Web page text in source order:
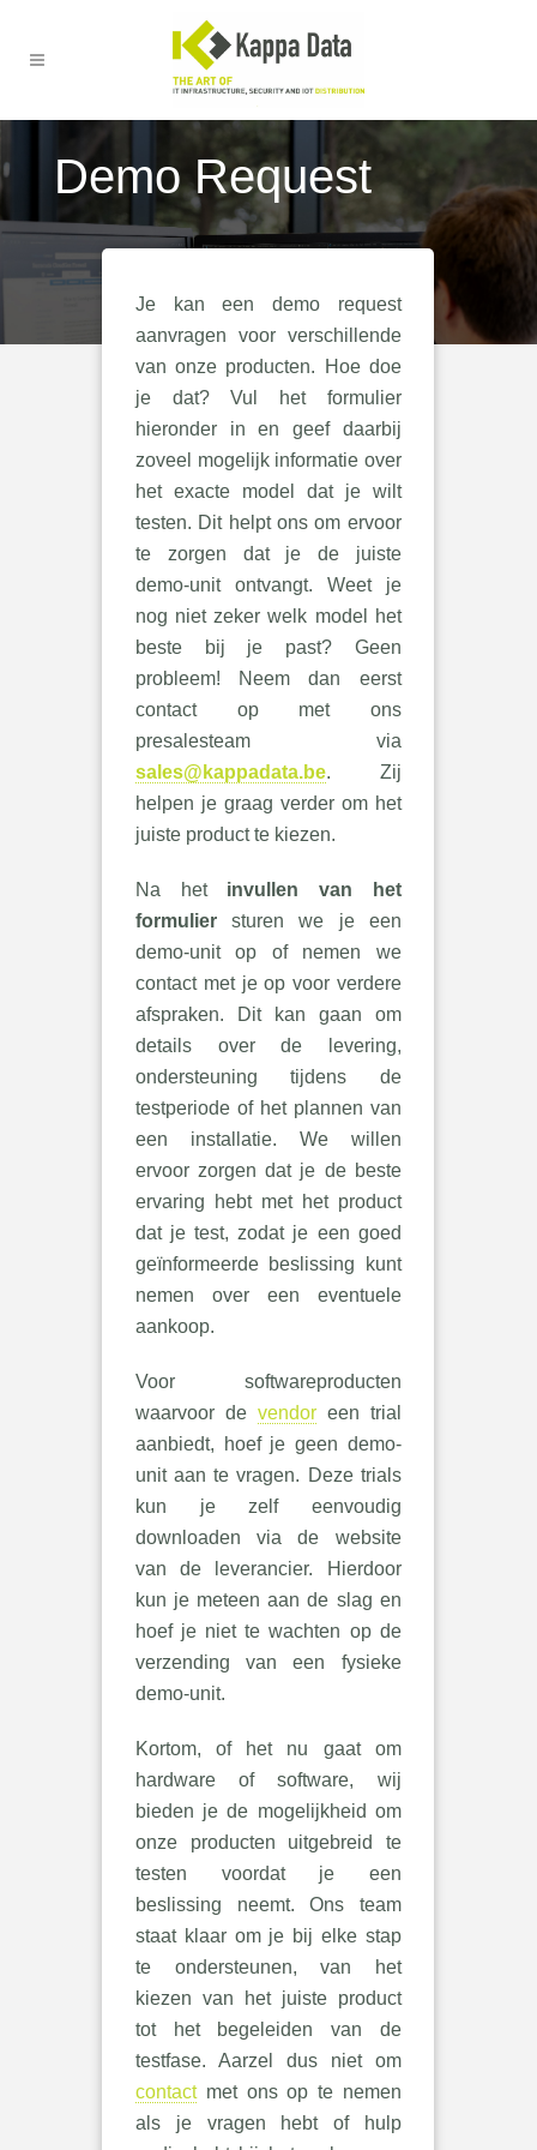
Demo Request
Je kan een demo request
aanvragen voor verschillende
van onze producten. Hoe doe
je dat? Vul het formulier
hieronder in en geef daarbij
zoveel mogelijk informatie over
het exacte model dat je wilt
testen. Dit helpt ons om ervoor
te zorgen dat je de juiste
demo-unit ontvangt. Weet je
nog niet zeker welk model het
beste bij je past? Geen
probleem! Neem dan eerst
contact op met ons
presalesteam via
sales@kappadata.be. Zij
helpen je graag verder om het
juiste product te kiezen.
Na het invullen van het
formulier sturen we je een
demo-unit op of nemen we
contact met je op voor verdere
afspraken. Dit kan gaan om
details over de levering,
ondersteuning tijdens de
testperiode of het plannen van
een installatie. We willen
ervoor zorgen dat je de beste
ervaring hebt met het product
dat je test, zodat je een goed
geïnformeerde beslissing kunt
nemen over een eventuele
aankoop.
Voor softwareproducten
waarvoor de vendoreen trial
aanbiedt, hoef je geen demo-
unit aan te vragen. Deze trials
kun je zelf eenvoudig
downloaden via de website
van de leverancier. Hierdoor
kun je meteen aan de slag en
hoef je niet te wachten op de
verzending van een fysieke
demo-unit.
Kortom, of het nu gaat om
hardware of software, wij
bieden je de mogelijkheid om
onze producten uitgebreid te
testen voordat je een
beslissing neemt. Ons team
staat klaar om je bij elke stap
te ondersteunen, van het
kiezen van het juiste product
tot het begeleiden van de
testfase. Aarzel dus niet om
contactmet ons op te nemen
als je vragen hebt of hulp